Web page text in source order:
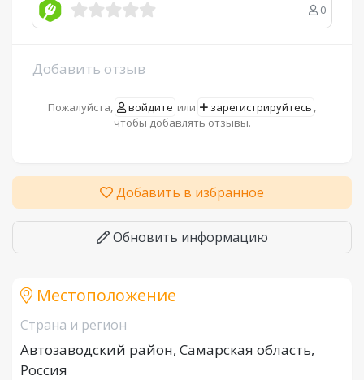
0
Добавить отзыв
Пожалуйста, войдите или зарегистрируйтесь ,
чтобы добавлять отзывы.
Добавить в избранное
Обновить информацию
Местоположение
Страна и регион
Автозаводский район, Самарская область,
Россия